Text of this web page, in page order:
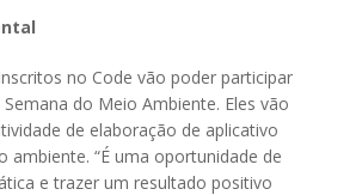
no Code vão poder participar
do Meio Ambiente. Eles vão
de elaboração de aplicativo
ambiente. “É uma oportunidade de
e trazer um resultado positivo